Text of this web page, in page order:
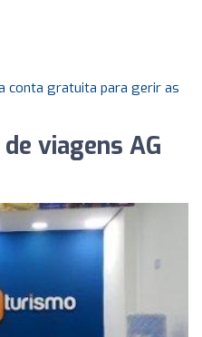
conta gratuita para gerir as
viagens AG